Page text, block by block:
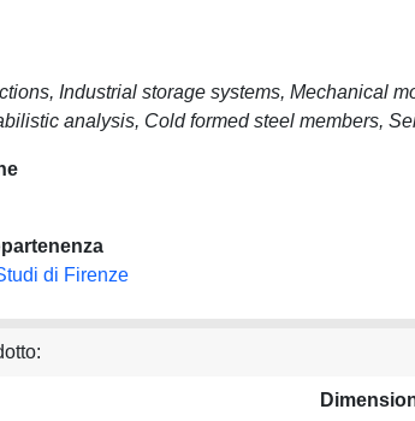
Industrial storage systems, Mechanical
analysis, Cold formed steel members,
di Firenze